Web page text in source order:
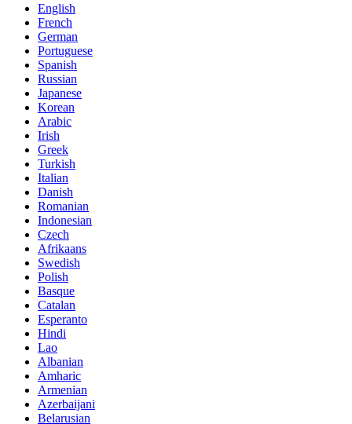
English
French
German
Portuguese
Spanish
Russian
Japanese
Korean
Arabic
Irish
Greek
Turkish
Italian
Danish
Romanian
Indonesian
Czech
Afrikaans
Swedish
Polish
Basque
Catalan
Esperanto
Hindi
Lao
Albanian
Amharic
Armenian
Azerbaijani
Belarusian